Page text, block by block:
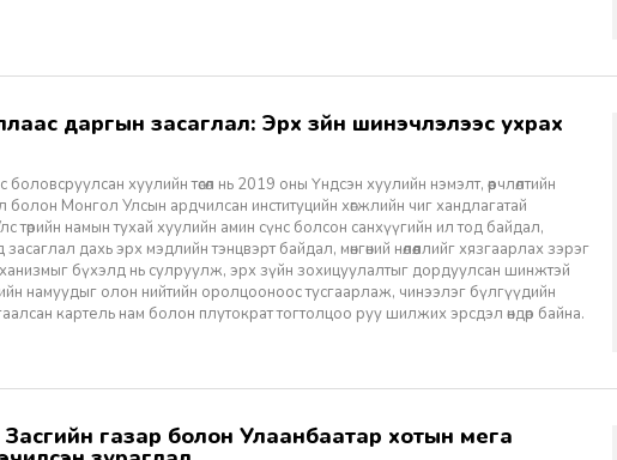
хуулийн төсөл нь 2019 оны Үндсэн хуулийн нэмэлт, өөрчлөлтийн
болон Монгол Улсын ардчилсан институцийн хөгжлийн чиг хандлагатай
төрийн намын тухай хуулийн амин сүнс болсон санхүүгийн ил тод байдал,
дахь эрх мэдлийн тэнцвэрт байдал, мөнгөний нөлөөллийг хязгаарлах зэрэг
бүхэлд нь сулруулж, эрх зүйн зохицуулалтыг дордуулсан шинжтэй
намуудыг олон нийтийн оролцооноос тусгаарлаж, чинээлэг бүлгүүдийн
картель нам болон плутократ тогтолцоо руу шилжих эрсдэл өндөр байна.